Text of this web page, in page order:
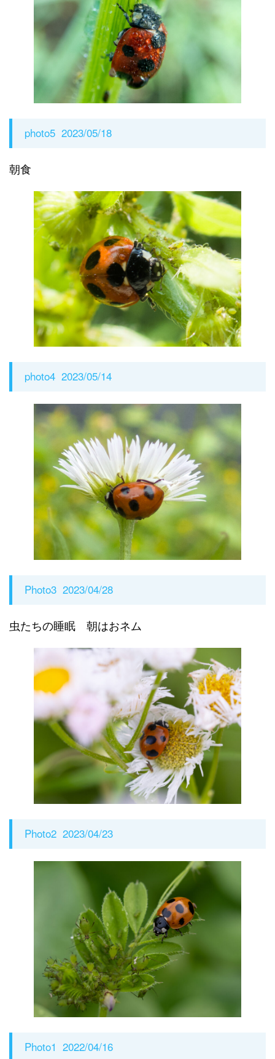
photo5 2023/05/18
朝食
photo4 2023/05/14
Photo3 2023/04/28
虫たちの睡眠 朝はおネム
Photo2 2023/04/23
Photo1 2022/04/16